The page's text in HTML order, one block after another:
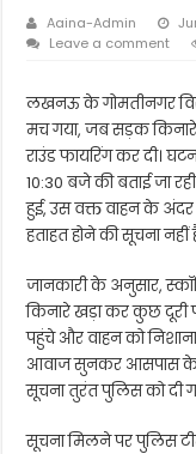
Aaina-Admin
Leave a comment
लखनऊ के गोमतीनगर
मच गया, जब सड़क किनारे
राउंड फायरिंग कर दी।
10:30 बजे की बताई जा
हुई, उस वक्त वाहन के
हताहत होने की सूचना नहीं
जानकारी के अनुसार,
किनारे खड़ा कर कुछ दूरी
पहुंचे और वाहन को
आवाज सुनकर आसपास के
सूचना तुरंत पुलिस को दी
सूचना मिलने पर पुलिस